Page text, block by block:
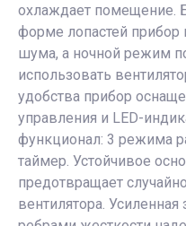
охлаждает помещение.
форме лопастей
шума, а ночной режим
использовать
удобства прибор
управления и LED-
функционал: 3 режима
таймер. Устойчивое
предотвращает
вентилятора.